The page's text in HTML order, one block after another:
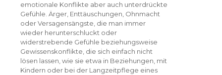
emotionale Konflikte aber auch unterdrückte
Gefühle. Ärger, Enttäuschungen, Ohnmacht
oder Versagensängste, die man immer
wieder herunterschluckt oder
widerstrebende Gefühle beziehungsweise
Gewissenskonflikte, die sich einfach nicht
lösen lassen, wie sie etwa in Beziehungen, mit
Kindern oder bei der Langzeitpflege eines